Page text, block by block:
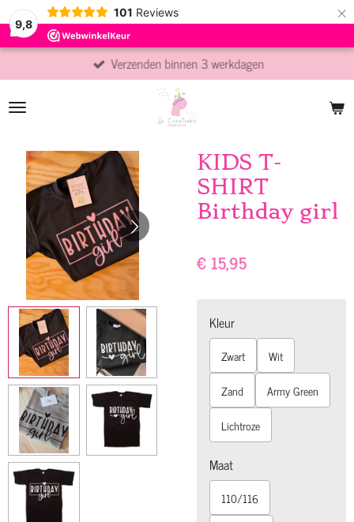
9,8
101 Reviews ×
Verzenden binnen 3 werkdagen
KIDS T-
SHIRT
Birthday girl
€ 15,95
Kleur
Zwart
Wit
Zand
Army Green
Lichtroze
Maat
110/116